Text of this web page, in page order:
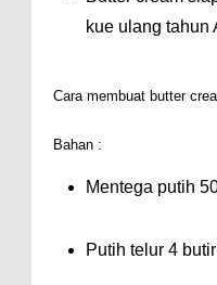
kue ulang tahun
Cara membuat butter
Bahan :
Mentega putih
Putih telur 4 butir